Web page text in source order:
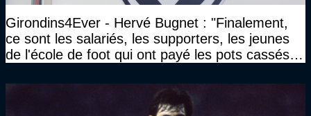
Girondins4Ever - Hervé Bugnet : "Finalement,
ce sont les salariés, les supporters, les jeunes
de l'école de foot qui ont payé les pots cassés